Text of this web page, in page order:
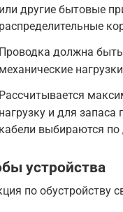
или другие бытовые
распределительные
Проводка должна
механические
Рассчитывается
нагрузку и для
кабели выбираются
устройства
по обустройству